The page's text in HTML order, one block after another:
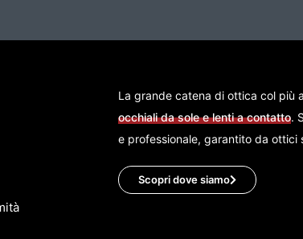
La grande catena di ottica col più
occhiali da sole e lenti a contatto.
e professionale, garantito da ottici
Scopri dove siamo